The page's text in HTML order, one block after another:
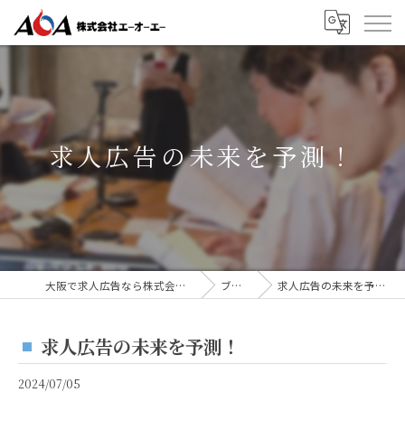
求人広告の未来を予測！
大阪で求人広告なら株式会社AOA ブログ 求人広告の未来を予測！
求人広告の未来を予測！
2024/07/05